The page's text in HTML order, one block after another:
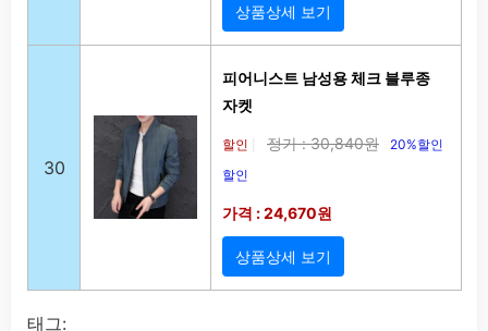
상품상세 보기
30
피어니스트 남성용 체크 블루종
자켓
할인 정가 : 30,840원
20%할인
할인
가격 : 24,670원
상품상세 보기
태그: